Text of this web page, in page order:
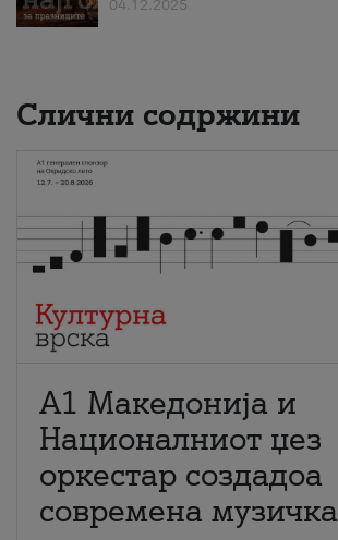
04.12.2025
Слични содржини
А1 Македонија и
Националниот џез
оркестар создадоа
современа музичка